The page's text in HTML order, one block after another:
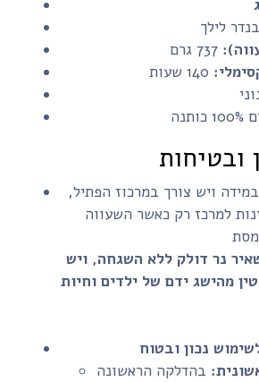
לילך
737 גרם
ויש צורך במרכוז הפתיל,
למרכז רק כאשר השעווה
לעולם אין להשאיר נר דולק ללא השגחה, ויש
מהישג ידם של ילדים וחיות
נכון ובטוח
בהדלקה הראשונה